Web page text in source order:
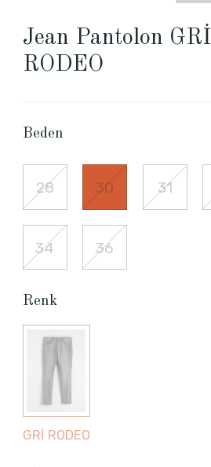
Jean Pantolon GRİ
RODEO
Beden
28 30 31
34 36
Renk
GRİ RODEO